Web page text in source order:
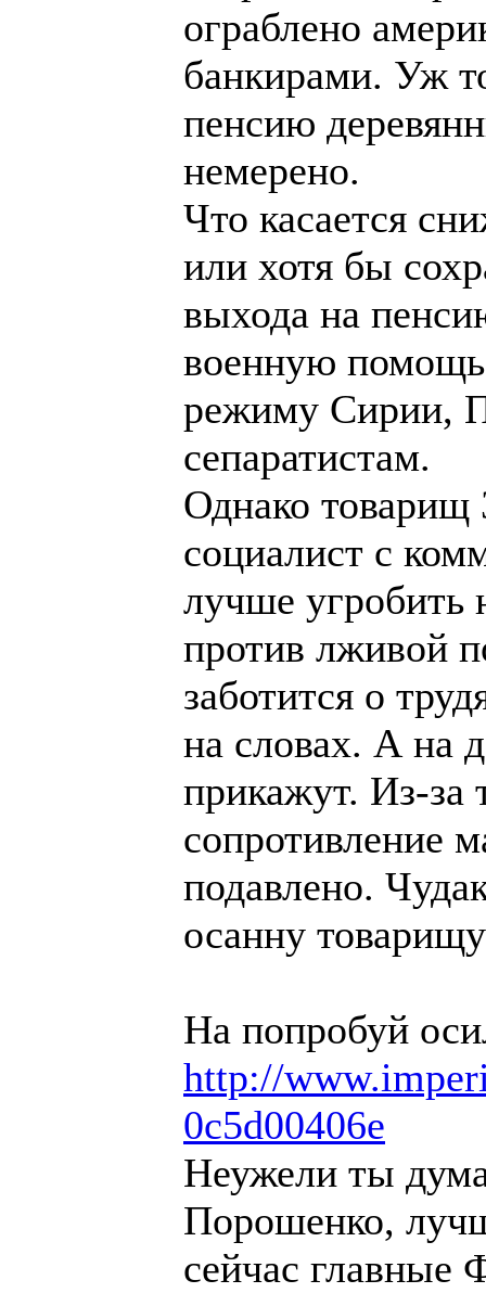
ограблено
банкирами. Уж
пенсию
немерено.
Что касается
или хотя бы
выхода на
военную помощь
режиму Сирии,
сепаратистам.
Однако
социалист с
лучше угробить
против лживой
заботится о
на словах. А на
прикажут. Из-за
сопротивление
подавлено.
осанну
На попробуй
http://
0c5d00406e
Неужели ты
Порошенко,
сейчас